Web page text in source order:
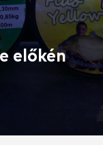
előkén